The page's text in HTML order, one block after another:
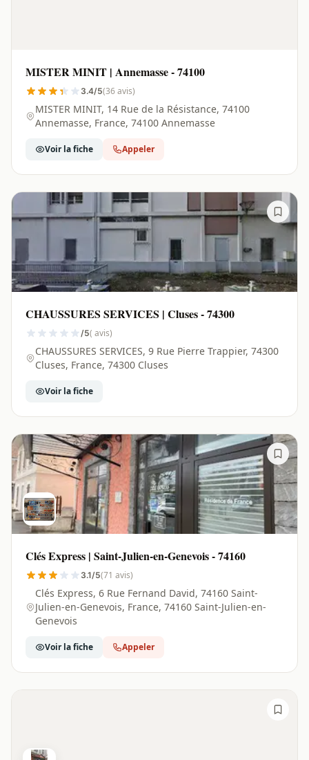
MISTER MINIT | Annemasse - 74100
3.4/5(36 avis)
MISTER MINIT, 14 Rue de la Résistance, 74100
Annemasse, France, 74100 Annemasse
Voir la fiche Appeler
CHAUSSURES SERVICES | Cluses - 74300
/5( avis)
CHAUSSURES SERVICES, 9 Rue Pierre Trappier, 74300
Cluses, France, 74300 Cluses
Voir la fiche
Clés Express | Saint-Julien-en-Genevois - 74160
3.1/5(71 avis)
Clés Express, 6 Rue Fernand David, 74160 Saint-
Julien-en-Genevois, France, 74160 Saint-Julien-en-
Genevois
Voir la fiche Appeler